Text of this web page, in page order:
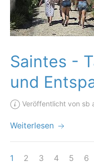
Saintes -
und
Veröffentlicht von sb
Weiterlesen
1 2 3 4 5 6